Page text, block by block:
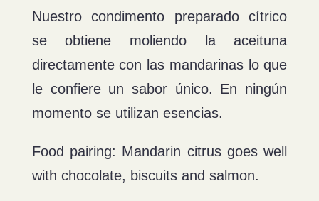
Nuestro condimento preparado cítrico
se obtiene moliendo la aceituna
directamente con las mandarinas lo que
le confiere un sabor único. En ningún
momento se utilizan esencias.
Food pairing: Mandarin citrus goes well
with chocolate, biscuits and salmon.